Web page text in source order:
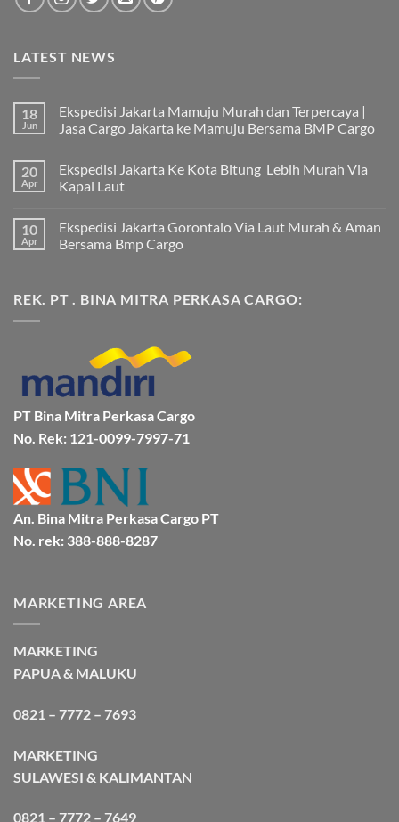
LATEST NEWS
18
Jun
Ekspedisi Jakarta Mamuju Murah dan Terpercaya |
Jasa Cargo Jakarta ke Mamuju Bersama BMP Cargo
komentar
pada
Ekspedisi
Murah
dan
Terpercaya
Jakarta
ke
20
Apr
Ekspedisi Jakarta Ke Kota Bitung Lebih Murah Via
Kapal Laut
komentar
pada
Ekspedisi
Bitung
Lebih
10
Apr
Ekspedisi Jakarta Gorontalo Via Laut Murah & Aman
Bersama Bmp Cargo
pada
Ekspedisi
&
Aman
Bersama
Bmp
Cargo
REK. PT . BINA MITRA PERKASA CARGO:
PT Bina Mitra Perkasa Cargo
No. Rek: 121-0099-7997-71
An. Bina Mitra Perkasa Cargo PT
No. rek: 388-888-8287
MARKETING AREA
MARKETING
PAPUA & MALUKU
0821 – 7772 – 7693
MARKETING
SULAWESI & KALIMANTAN
0821 – 7772 – 7649